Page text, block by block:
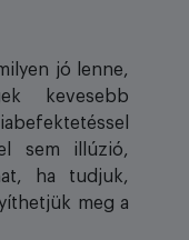
jó lenne,
kevesebb
sem illúzió,
ha tudjuk,
meg a